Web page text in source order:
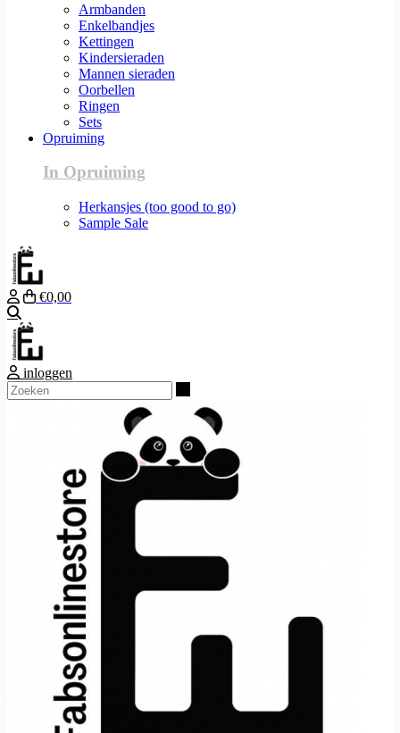
Armbanden
Enkelbandjes
Kettingen
Kindersieraden
Mannen sieraden
Oorbellen
Ringen
Sets
Opruiming
In Opruiming
Herkansjes (too good to go)
Sample Sale
€0,00
inloggen